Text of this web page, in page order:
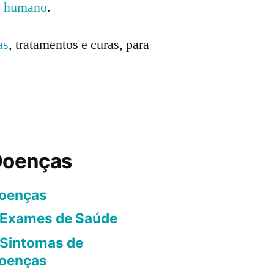
humano.
, tratamentos e curas, para
Exames de Saúde
Sintomas de